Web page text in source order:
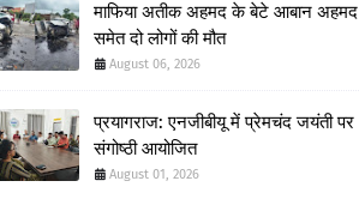
माफिया अतीक अहमद के बेटे आबान अहमद
समेत दो लोगों की मौत
August 06, 2026
प्रयागराज: एनजीबीयू में प्रेमचंद जयंती पर
संगोष्ठी आयोजित
August 01, 2026